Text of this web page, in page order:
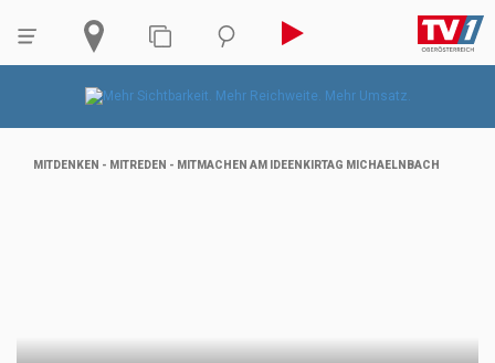
MITDENKEN - MITREDEN - MITMACHEN AM IDEENKIRTAG MICHAELNBACH